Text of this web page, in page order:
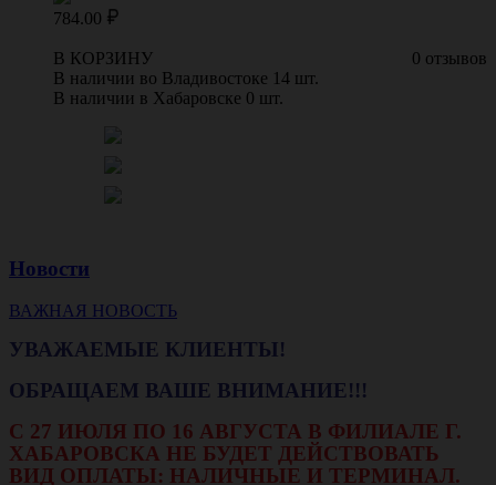
784.00
0 отзывов
В КОРЗИНУ
В наличии во Владивостоке 14 шт.
В наличии в Хабаровске 0 шт.
Новости
ВАЖНАЯ НОВОСТЬ
УВАЖАЕМЫЕ КЛИЕНТЫ!
ОБРАЩАЕМ ВАШЕ ВНИМАНИЕ!!!
С 27 ИЮЛЯ ПО 16 АВГУСТА В ФИЛИАЛЕ Г.
ХАБАРОВСКА НЕ БУДЕТ ДЕЙСТВОВАТЬ
ВИД ОПЛАТЫ: НАЛИЧНЫЕ И ТЕРМИНАЛ.